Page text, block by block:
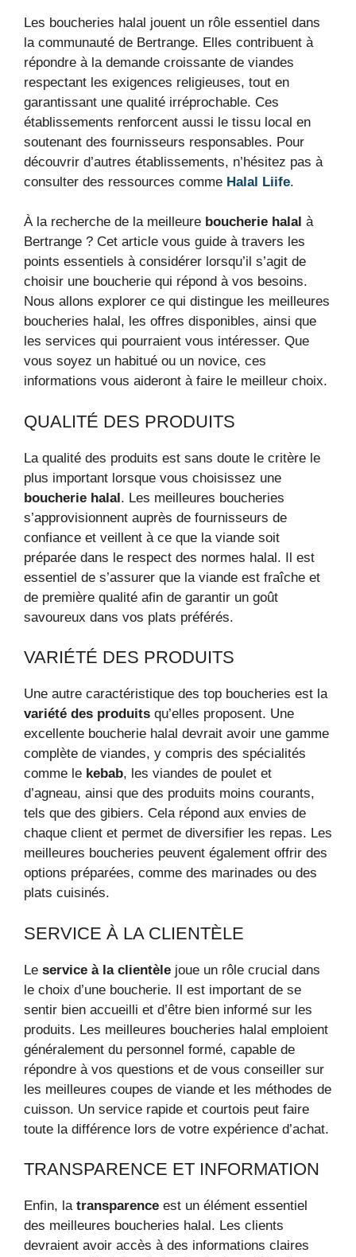
Les boucheries halal jouent un rôle essentiel dans
la communauté de Bertrange. Elles contribuent à
répondre à la demande croissante de viandes
respectant les exigences religieuses, tout en
garantissant une qualité irréprochable. Ces
établissements renforcent aussi le tissu local en
soutenant des fournisseurs responsables. Pour
découvrir d’autres établissements, n’hésitez pas à
consulter des ressources comme Halal Liife.
À la recherche de la meilleure boucherie halal à
Bertrange ? Cet article vous guide à travers les
points essentiels à considérer lorsqu’il s’agit de
choisir une boucherie qui répond à vos besoins.
Nous allons explorer ce qui distingue les meilleures
boucheries halal, les offres disponibles, ainsi que
les services qui pourraient vous intéresser. Que
vous soyez un habitué ou un novice, ces
informations vous aideront à faire le meilleur choix.
QUALITÉ DES PRODUITS
La qualité des produits est sans doute le critère le
plus important lorsque vous choisissez une
boucherie halal. Les meilleures boucheries
s’approvisionnent auprès de fournisseurs de
confiance et veillent à ce que la viande soit
préparée dans le respect des normes halal. Il est
essentiel de s’assurer que la viande est fraîche et
de première qualité afin de garantir un goût
savoureux dans vos plats préférés.
VARIÉTÉ DES PRODUITS
Une autre caractéristique des top boucheries est la
variété des produits qu’elles proposent. Une
excellente boucherie halal devrait avoir une gamme
complète de viandes, y compris des spécialités
comme le kebab, les viandes de poulet et
d’agneau, ainsi que des produits moins courants,
tels que des gibiers. Cela répond aux envies de
chaque client et permet de diversifier les repas. Les
meilleures boucheries peuvent également offrir des
options préparées, comme des marinades ou des
plats cuisinés.
SERVICE À LA CLIENTÈLE
Le service à la clientèle joue un rôle crucial dans
le choix d’une boucherie. Il est important de se
sentir bien accueilli et d’être bien informé sur les
produits. Les meilleures boucheries halal emploient
généralement du personnel formé, capable de
répondre à vos questions et de vous conseiller sur
les meilleures coupes de viande et les méthodes de
cuisson. Un service rapide et courtois peut faire
toute la différence lors de votre expérience d’achat.
TRANSPARENCE ET INFORMATION
Enfin, la transparence est un élément essentiel
des meilleures boucheries halal. Les clients
devraient avoir accès à des informations claires